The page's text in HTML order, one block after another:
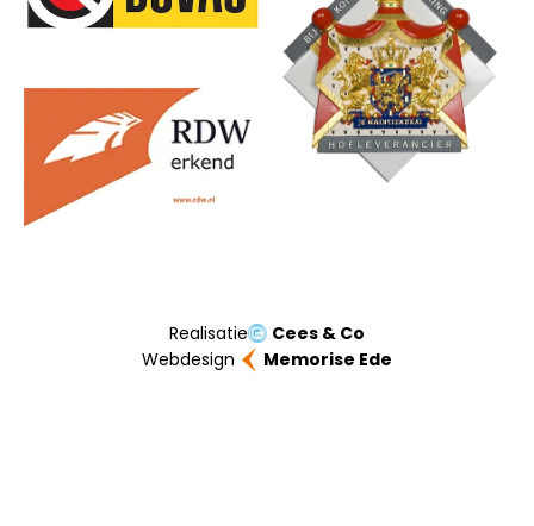
Realisatie
Cees & Co
Webdesign
Memorise Ede